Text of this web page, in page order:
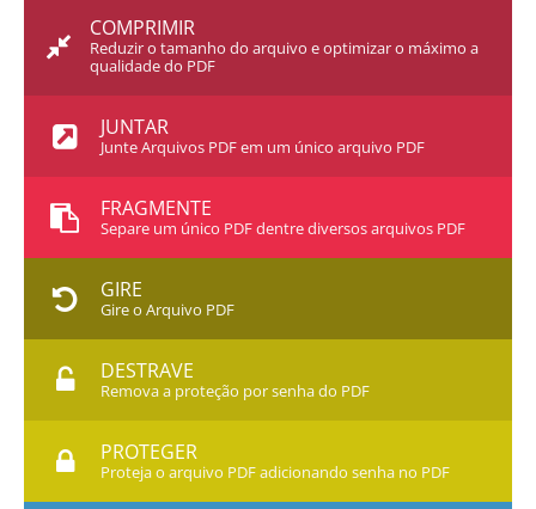
COMPRIMIR
Reduzir o tamanho do arquivo e optimizar o máximo a
qualidade do PDF
JUNTAR
Junte Arquivos PDF em um único arquivo PDF
FRAGMENTE
Separe um único PDF dentre diversos arquivos PDF
GIRE
Gire o Arquivo PDF
DESTRAVE
Remova a proteção por senha do PDF
PROTEGER
Proteja o arquivo PDF adicionando senha no PDF